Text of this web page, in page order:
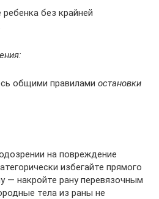
без крайней
общими правилами остановки
на повреждение
избегайте прямого
— накройте рану перевязочным
тела из раны не